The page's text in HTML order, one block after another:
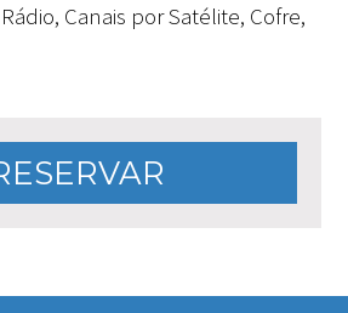
Canais por Satélite, Cofre,